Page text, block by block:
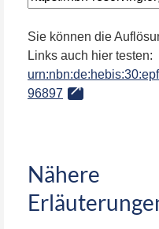
Sie können die
Links auch hier testen:
96897
Nähere